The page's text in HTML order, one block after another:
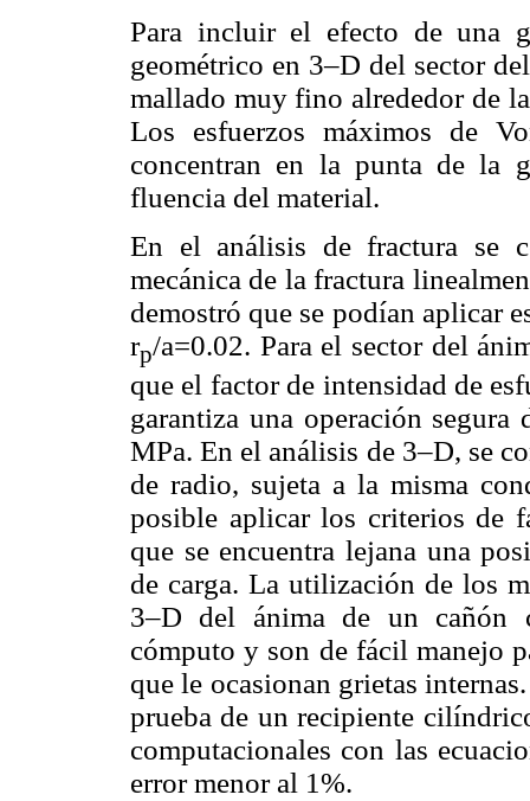
Para incluir el efecto de una
geométrico en 3–D del sector
mallado muy fino alrededor de
Los esfuerzos máximos de
concentran en la punta de la
fluencia del material.
En el análisis de fractura se
mecánica de la fractura
demostró que se podían aplicar
rp/a=0.02. Para el sector del
que el factor de intensidad de
garantiza una operación
MPa. En el análisis de 3–D, se
de radio, sujeta a la misma
posible aplicar los criterios de
que se encuentra lejana una
de carga. La utilización de los
3–D del ánima de un cañón
cómputo y son de fácil manejo
que le ocasionan grietas
prueba de un recipiente
computacionales con las
error menor al 1%.